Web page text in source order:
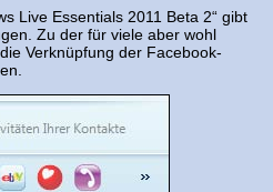
Live Essentials 2011 Beta 2“ gibt
Zu der für viele aber wohl
Verknüpfung der Facebook-